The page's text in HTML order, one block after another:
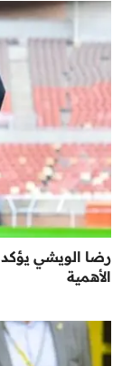
رضا الويشي
الأهمية